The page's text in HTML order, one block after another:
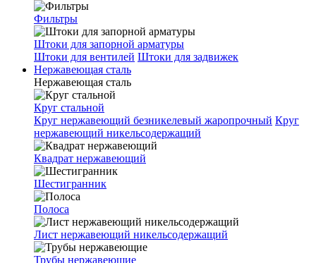
Фильтры
Штоки для запорной арматуры
Штоки для вентилей Штоки для задвижек
Нержавеющая сталь
Нержавеющая сталь
Круг стальной
Круг нержавеющий безникелевый жаропрочный Круг
нержавеющий никельсодержащий
Квадрат нержавеющий
Шестигранник
Полоса
Лист нержавеющий никельсодержащий
Трубы нержавеющие